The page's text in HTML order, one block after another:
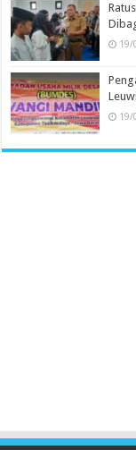
19/
19/